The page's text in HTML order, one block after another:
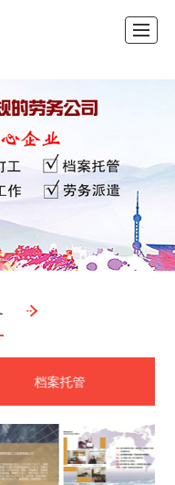
绍留言反馈联系我们
档案托管